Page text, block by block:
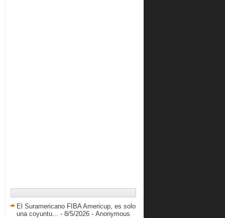
El Suramericano FIBA Americup, es solo
una coyuntu... - 8/5/2026 - Anonymous